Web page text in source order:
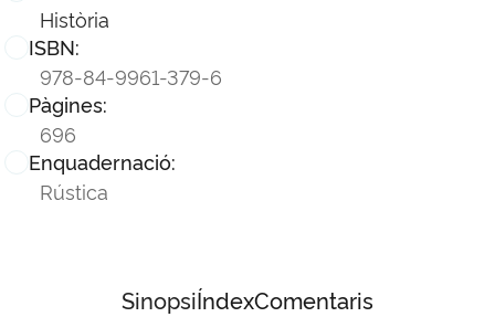
Història
ISBN:
978-84-9961-379-6
Pàgines:
696
Enquadernació:
Rústica
SinopsiÍndexComentaris